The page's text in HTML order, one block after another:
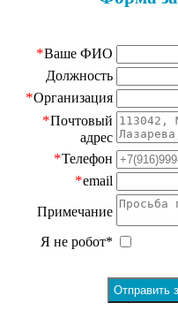
*Ваше ФИО
Должность
*Организация
*Почтовый
адрес
*Телефон
*email
Примечание
Я не робот*